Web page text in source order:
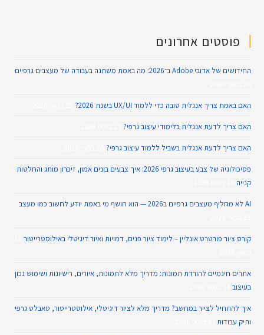
פוסטים אחרונים
החידושים של אדובי Adobe ב־2026: מה באמת משתנה בעבודה של מעצבים גרפיים
האם באמת צריך אנגלית טובה כדי ללמוד UX/UI בשנת 2026?
האם צריך לדעת אנגלית בלימודי עיצוב גרפי?
האם צריך לדעת אנגלית בשביל ללמוד עיצוב גרפי?
פסיכולוגיה של צבע בעיצוב גרפי 2026: איך צבעים בונים אמון, זיכרון מותג והחלטות
קנייה
AI לא מחליף מעצבים גרפיים ב2026 — הוא חושף מי באמת יודע לחשוב כמו מעצב
קורס ציור פורטרט אונליין – לימוד ציור פנים, דמויות ואיור דיגיטלי באילוסטרייטור
אתרים חינמיים להורדת תמונות: מדריך מלא לתמונות, איורים, רישיונות ושימוש נכון
בעיצוב
איך להתחיל לצייר במחשב? מדריך מלא לציור דיגיטלי, אילוסטרייטור, טאבלט גרפי
ותיק עבודות